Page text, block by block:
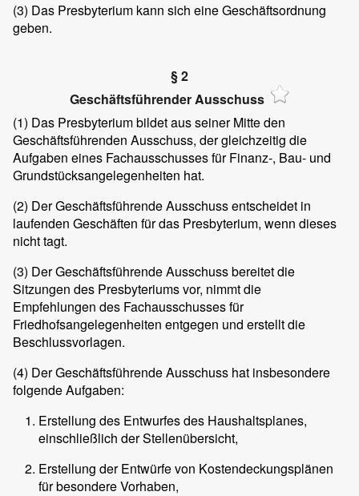
(3) Das Presbyterium kann sich eine Geschäftsordnung
geben.
§ 2
Geschäftsführender Ausschuss
(1) Das Presbyterium bildet aus seiner Mitte den
Geschäftsführenden Ausschuss, der gleichzeitig die
Aufgaben eines Fachausschusses für Finanz-, Bau- und
Grundstücksangelegenheiten hat.
(2) Der Geschäftsführende Ausschuss entscheidet in
laufenden Geschäften für das Presbyterium, wenn dieses
nicht tagt.
(3) Der Geschäftsführende Ausschuss bereitet die
Sitzungen des Presbyteriums vor, nimmt die
Empfehlungen des Fachausschusses für
Friedhofsangelegenheiten entgegen und erstellt die
Beschlussvorlagen.
(4) Der Geschäftsführende Ausschuss hat insbesondere
folgende Aufgaben:
Erstellung des Entwurfes des Haushaltsplanes,
einschließlich der Stellenübersicht,
Erstellung der Entwürfe von Kostendeckungsplänen
für besondere Vorhaben,